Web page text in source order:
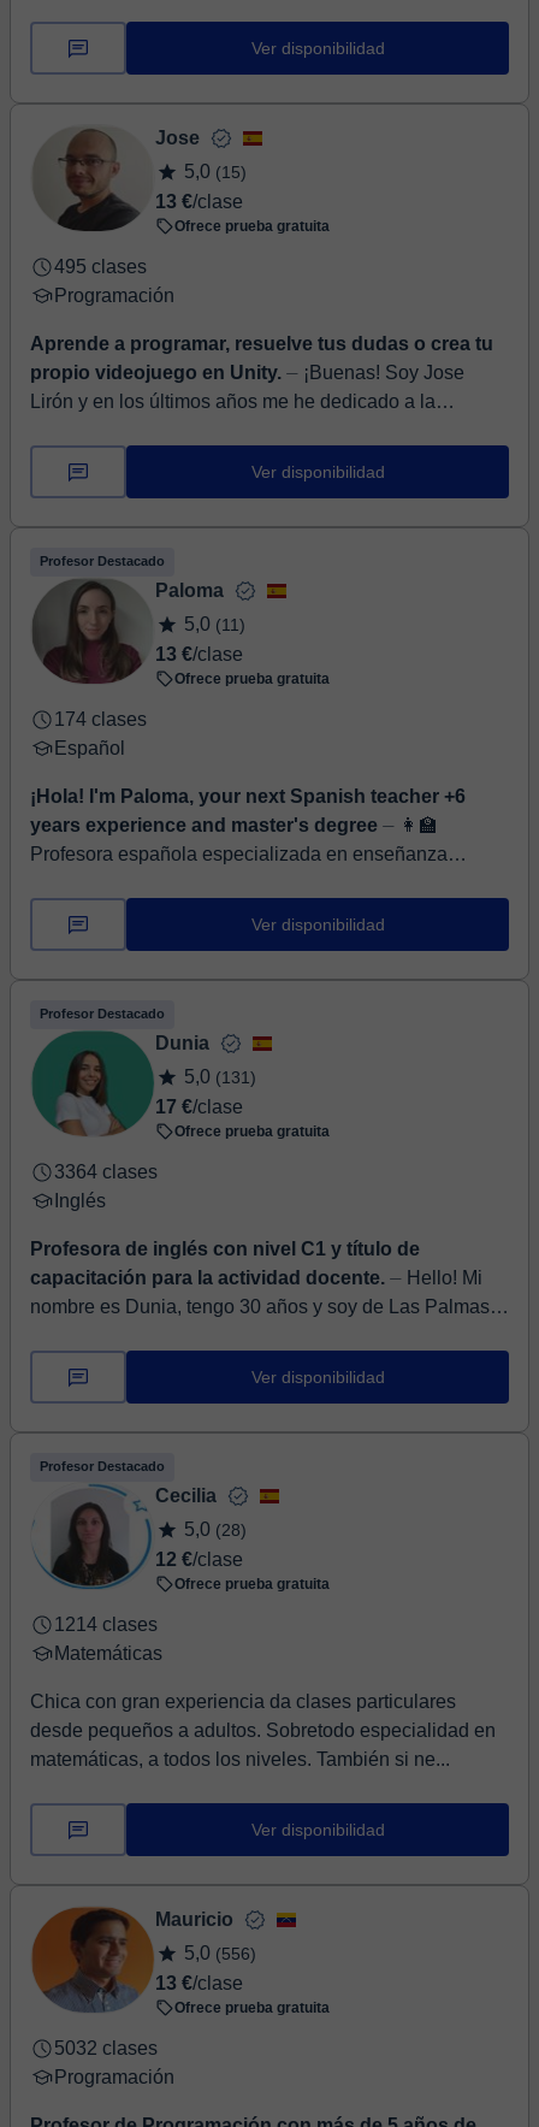
experiencia. Si entiendes inglés pero te cuesta hablar
con fluid...
Ver disponibilidad
Jose
5,0 (15)
13 €/clase
Ofrece prueba gratuita
495 clases
Programación
Aprende a programar, resuelve tus dudas o crea tu
propio videojuego en Unity. ⏤ ¡Buenas! Soy Jose
Lirón y en los últimos años me he dedicado a la
principalmente C# y Unity, pero ...
Ver disponibilidad
Profesor Destacado
Paloma
5,0 (11)
13 €/clase
Ofrece prueba gratuita
174 clases
Español
¡Hola! I'm Paloma, your next Spanish teacher +6
years experience and master's degree ⏤ 👩‍🏫
Profesora española especializada en enseñanza
más de 7 años impartiendo clases presencia...
Ver disponibilidad
Profesor Destacado
Dunia
5,0 (131)
17 €/clase
Ofrece prueba gratuita
3364 clases
Inglés
Profesora de inglés con nivel C1 y título de
capacitación para la actividad docente. ⏤ Hello! Mi
nombre es Dunia, tengo 30 años y soy de Las Palmas
inglés, desde nivel A1 hasta B2. He i...
Ver disponibilidad
Profesor Destacado
Cecilia
5,0 (28)
12 €/clase
Ofrece prueba gratuita
1214 clases
Matemáticas
Chica con gran experiencia da clases particulares
desde pequeños a adultos. Sobretodo especialidad en
matemáticas, a todos los niveles. También si ne...
Ver disponibilidad
Mauricio
5,0 (556)
13 €/clase
Ofrece prueba gratuita
5032 clases
Programación